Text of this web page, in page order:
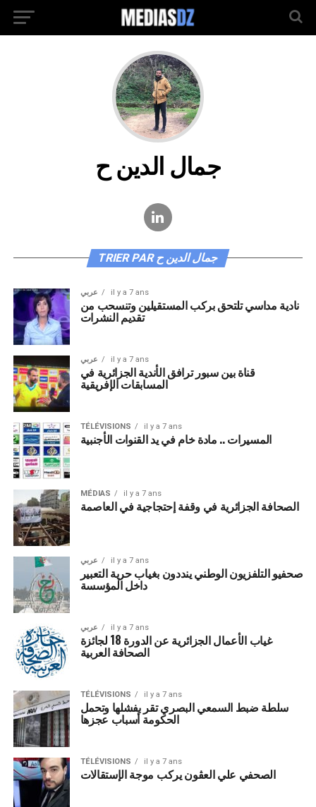
جمال الدين ح
TRIER PAR جمال الدين ح
عربي il y a 7 ans
نادية مداسي تلتحق بركب المستقيلين وتنسحب من
تقديم النشرات
عربي il y a 7 ans
قناة بين سبور ترافق الأندية الجزائرية في
المسابقات الإفريقية
TÉLÉVISIONS il y a 7 ans
المسيرات .. مادة خام في يد القنوات الأجنبية
MÉDIAS il y a 7 ans
الصحافة الجزائرية في وقفة إحتجاجية في العاصمة
عربي il y a 7 ans
صحفيو التلفزيون الوطني ينددون بغياب حرية التعبير
داخل المؤسسة
عربي il y a 7 ans
غياب الأعمال الجزائرية عن الدورة 18 لجائزة
الصحافة العربية
TÉLÉVISIONS il y a 7 ans
سلطة ضبط السمعي البصري تقر بفشلها وتحمل
الحكومة أسباب عجزها
TÉLÉVISIONS il y a 7 ans
الصحفي علي العڨون يركب موجة الإستقالات